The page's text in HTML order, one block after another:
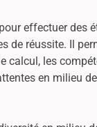
effectuer des
de réussite. Il
calcul, les
en milieu